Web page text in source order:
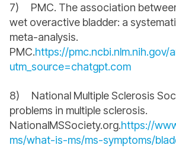
7) PMC. The association
wet overactive bladder: a
meta-analysis.
PMC.https://pmc.ncbi.nlm.nih.gov/
utm_source=chatgpt.com
8) National Multiple Sclerosis
problems in multiple sclerosis.
NationalMSSociety.org.https://
ms/what-is-ms/ms-symptoms/